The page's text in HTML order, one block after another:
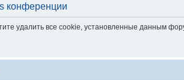
конференции
удалить все cookie, установленные данным